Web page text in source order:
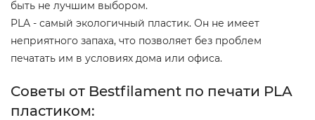
быть не лучшим выбором.
PLA - самый экологичный пластик. Он не имеет
неприятного запаха, что позволяет без проблем
печатать им в условиях дома или офиса.
Советы от Bestfilament по печати PLA
пластиком: